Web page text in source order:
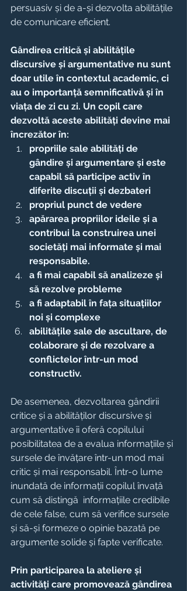
persuasiv și de a-și dezvolta abilitățile
de comunicare eficient.
Gândirea critică și abilitățile
discursive și argumentative nu sunt
doar utile în contextul academic, ci
au o importanță semnificativă și în
viața de zi cu zi. Un copil care
dezvoltă aceste abilități devine mai
încrezător în:
propriile sale abilități de
gândire și argumentare și este
capabil să participe activ în
diferite discuții și dezbateri
propriul punct de vedere
apărarea propriilor ideile și a
contribui la construirea unei
societăți mai informate și mai
responsabile.
a fi mai capabil să analizeze și
să rezolve probleme
a fi adaptabil în fața situațiilor
noi și complexe
abilitățile sale de ascultare, de
colaborare și de rezolvare a
conflictelor într-un mod
constructiv.
De asemenea, dezvoltarea gândirii
critice și a abilităților discursive și
argumentative îi oferă copilului
posibilitatea de a evalua informațiile și
sursele de învățare într-un mod mai
critic și mai responsabil. Într-o lume
inundată de informații copilul învață
cum să distingă  informațiile credibile
de cele false, cum să verifice sursele
și să-și formeze o opinie bazată pe
argumente solide și fapte verificate.
Prin participarea la ateliere și
activități care promovează gândirea